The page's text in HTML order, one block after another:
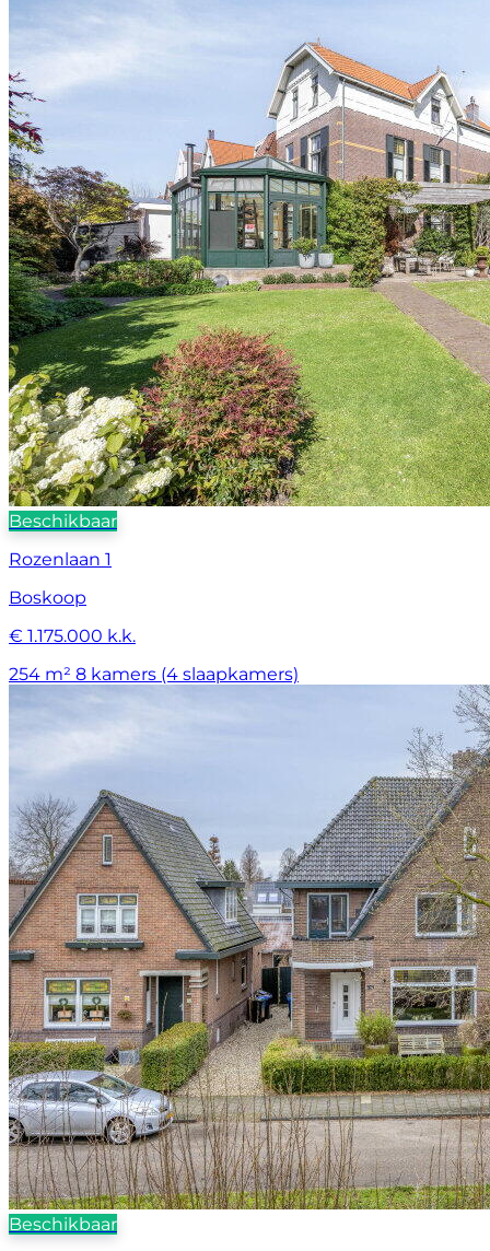
Beschikbaar
Rozenlaan 1
Boskoop
€ 1.175.000 k.k.
254 m² 8 kamers (4 slaapkamers)
Beschikbaar